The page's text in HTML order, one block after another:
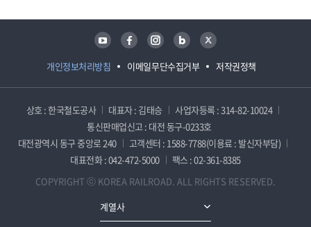
개인정보처리방침 이메일무단수집거부 저작권정책
유튜브 페이스북 인스타그램 블로그 트위터
상호 : 한국철도공사 대표자 : 김태승
사업자등록 : 314-82-10024
통신판매업신고 : 대전 동구-0233호
대전광역시 동구 중앙로 240
고객센터 : 1588-7788(이용료 : 발신자부담)
대표전화 : 042-472-5000
팩스 : 02-361-8385
COPYRIGHT ⓒ KOREA RAILROAD. ALL RIGHTS RESERVED.
계열사